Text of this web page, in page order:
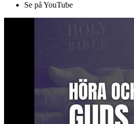
Se på YouTube